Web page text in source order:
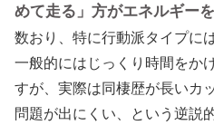
めて走る」方がエネルギー
数おり、特に行動派タイプに
一般的にはじっくり時間をか
すが、実際は同棲歴が長いカ
問題が出にくい、という逆説